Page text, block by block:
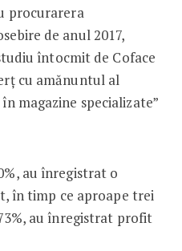
procurarera
de anul 2017,
întocmit de Coface
cu amănuntul al
magazine specializate”
au înregistrat o
în timp ce aproape trei
au înregistrat profit